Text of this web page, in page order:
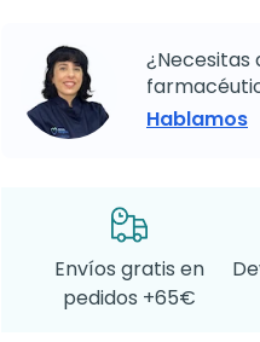
¿Necesitas
Hablamos
Envíos gratis en
pedidos +65€